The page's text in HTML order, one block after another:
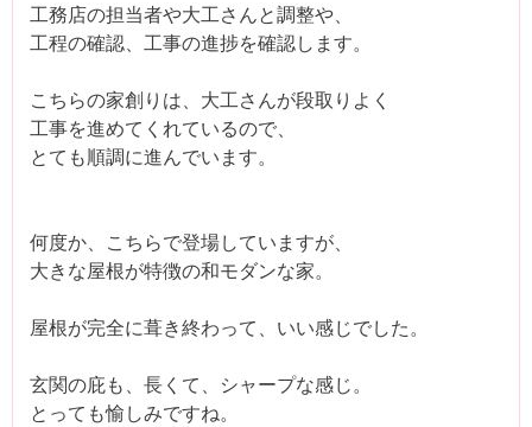
工務店の担当者や大工さんと調整や、
工程の確認、工事の進捗を確認します。
こちらの家創りは、大工さんが段取りよく
工事を進めてくれているので、
とても順調に進んでいます。
何度か、こちらで登場していますが、
大きな屋根が特徴の和モダンな家。
屋根が完全に葺き終わって、いい感じでした。
玄関の庇も、長くて、シャープな感じ。
とっても愉しみですね。